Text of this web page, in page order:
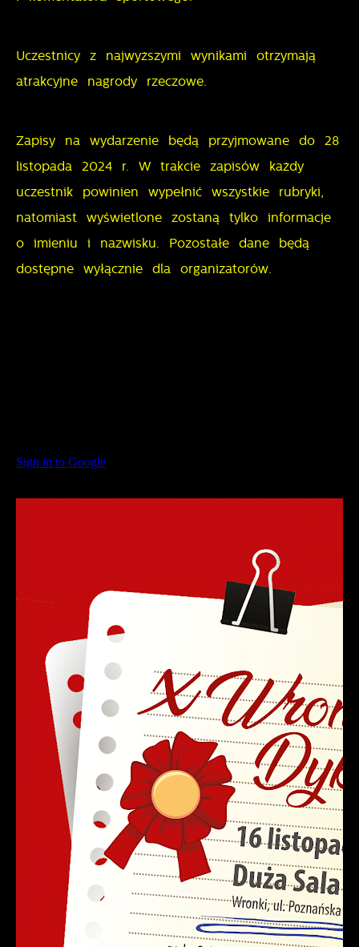
Uczestnicy z najwyższymi wynikami otrzymają
atrakcyjne nagrody rzeczowe.
Zapisy na wydarzenie będą przyjmowane do 28
listopada 2024 r. W trakcie zapisów każdy
uczestnik powinien wypełnić wszystkie rubryki,
natomiast wyświetlone zostaną tylko informacje
o imieniu i nazwisku. Pozostałe dane będą
dostępne wyłącznie dla organizatorów.
lub firm będących naszymi partnerami oraz innych
dostawców usług. Firmy te działają w charakterze
społecznościowych.